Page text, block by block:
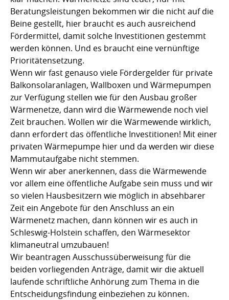
Beratungsleistungen bekommen wir die nicht auf die
Beine gestellt, hier braucht es auch ausreichend
Fördermittel, damit solche Investitionen gestemmt
werden können. Und es braucht eine vernünftige
Prioritätensetzung.
Wenn wir fast genauso viele Fördergelder für private
Balkonsolaranlagen, Wallboxen und Wärmepumpen
zur Verfügung stellen wie für den Ausbau großer
Wärmenetze, dann wird die Wärmewende noch viel
Zeit brauchen. Wollen wir die Wärmewende wirklich,
dann erfordert das öffentliche Investitionen! Mit einer
privaten Wärmepumpe hier und da werden wir diese
Mammutaufgabe nicht stemmen.
Wenn wir aber anerkennen, dass die Wärmewende
vor allem eine öffentliche Aufgabe sein muss und wir
so vielen Hausbesitzern wie möglich in absehbarer
Zeit ein Angebote für den Anschluss an ein
Wärmenetz machen, dann können wir es auch in
Schleswig-Holstein schaffen, den Wärmesektor
klimaneutral umzubauen!
Wir beantragen Ausschussüberweisung für die
beiden vorliegenden Anträge, damit wir die aktuell
laufende schriftliche Anhörung zum Thema in die
Entscheidungsfindung einbeziehen zu können.